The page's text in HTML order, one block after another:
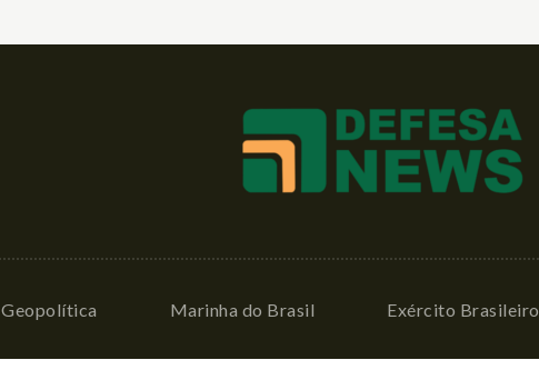
Geopolítica Marinha do Brasil Exército Brasileiro